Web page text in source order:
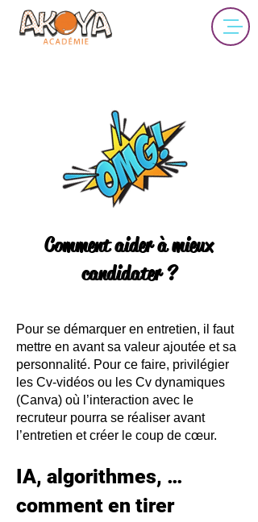
Comment aider à mieux
candidater ?
Pour se démarquer en entretien, il faut
mettre en avant sa valeur ajoutée et sa
personnalité. Pour ce faire, privilégier
les Cv-vidéos ou les Cv dynamiques
(Canva) où l’interaction avec le
recruteur pourra se réaliser avant
l’entretien et créer le coup de cœur.
IA, algorithmes, …
comment en tirer